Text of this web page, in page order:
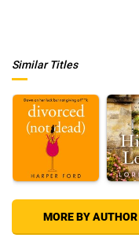
Similar Titles
MORE BY AUTHOR